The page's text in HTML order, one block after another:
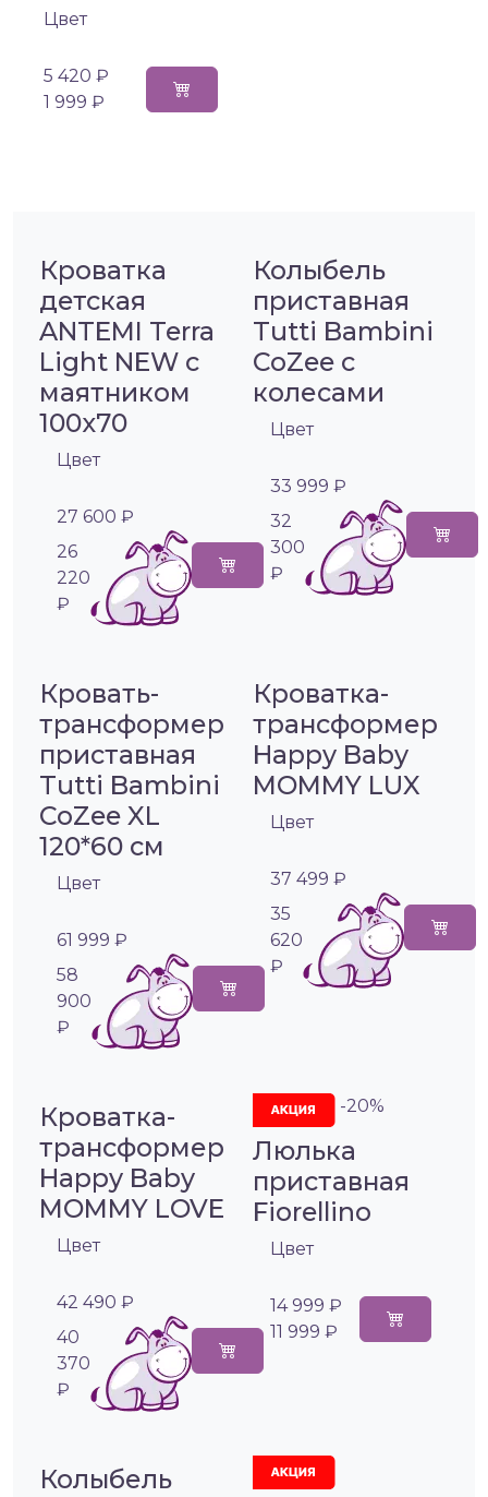
Цвет
5 420 ₽
1 999 ₽
Кроватка
детская
ANTEMI Terra
Light NEW с
маятником
100х70
Цвет
27 600 ₽
26
220
₽
Колыбель
приставная
Tutti Bambini
CoZee с
колесами
Цвет
33 999 ₽
32
300
₽
Кровать-
трансформер
приставная
Tutti Bambini
CoZee XL
120*60 см
Цвет
61 999 ₽
58
900
₽
Кроватка-
трансформер
Happy Baby
MOMMY LUX
Цвет
37 499 ₽
35
620
₽
Кроватка-
трансформер
Happy Baby
MOMMY LOVE
Цвет
42 490 ₽
40
370
₽
-20%
Люлька
приставная
Fiorellino
Цвет
14 999 ₽
11 999 ₽
Колыбель